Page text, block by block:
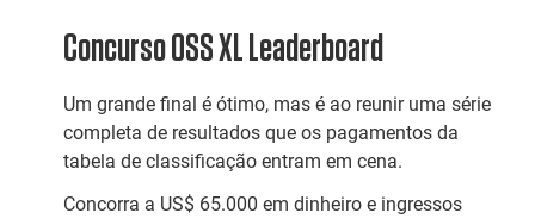
Concurso OSS XL Leaderboard
Um grande final é ótimo, mas é ao reunir uma série
completa de resultados que os pagamentos da
tabela de classificação entram em cena.
Concorra a US$ 65.000 em dinheiro e ingressos